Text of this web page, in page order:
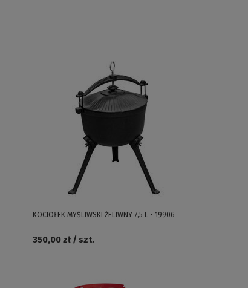
KOCIOŁEK MYŚLIWSKI ŻELIWNY 7,5 L - 19906
350,00 zł / szt.